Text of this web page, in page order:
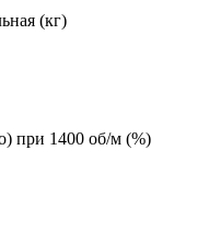
(кг)
при 1400 об/м (%)